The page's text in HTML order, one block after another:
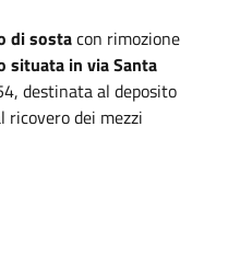
di sostacon rimozione
situata in via Santa
destinata al deposito
ricovero dei mezzi